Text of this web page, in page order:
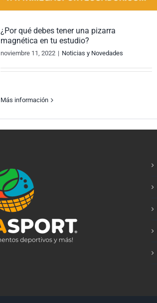
¿Por qué debes tener una pizarra
magnética en tu estudio?
noviembre 11, 2022 | Noticias y Novedades
Más información